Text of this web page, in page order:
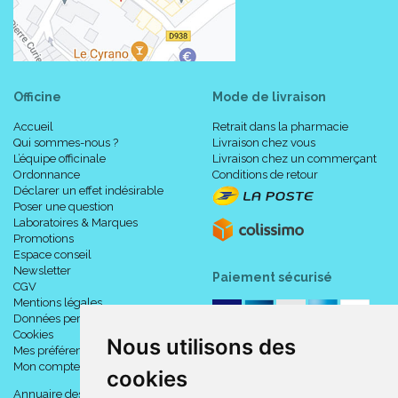
Nous utilisons des
cookies
Officine
Accueil
Qui sommes-nous ?
L’équipe officinale
Ordonnance
Déclarer un effet indésirable
Poser une question
Laboratoires & Marques
Promotions
Espace conseil
Newsletter
CGV
Mentions légales
Données personnelles
Cookies
Mes préférences Cookies
Mon compte
Annuaire des pharmacies
Mode de livraison
Retrait dans la pharmacie
Livraison chez vous
Livraison chez un commerçant
Conditions de retour
Paiement sécurisé